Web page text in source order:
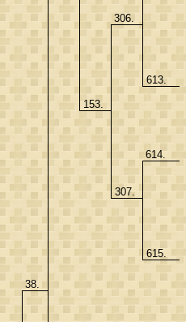
38.
153.
306.
613.
307.
614.
615.